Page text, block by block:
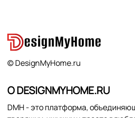
© DesignMyHome.ru
О DESIGNMYHOME.RU
DMH - это платформа,